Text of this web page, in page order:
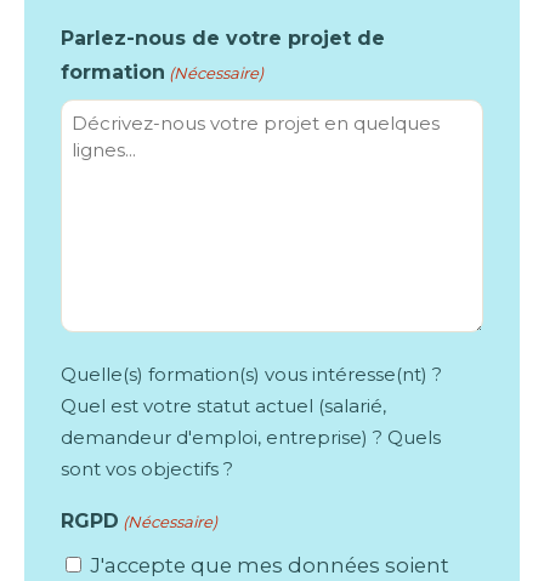
Parlez-nous de votre projet de
formation (Nécessaire)
Quelle(s) formation(s) vous intéresse(nt) ?
Quel est votre statut actuel (salarié,
demandeur d'emploi, entreprise) ? Quels
sont vos objectifs ?
RGPD (Nécessaire)
J'accepte que mes données soient